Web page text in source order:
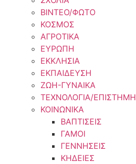
ΒΙΝΤΕΟ/ΦΩΤΟ
ΚΟΣΜΟΣ
ΑΓΡΟΤΙΚΑ
ΕΥΡΩΠΗ
ΕΚΚΛΗΣΙΑ
ΕΚΠΑΙΔΕΥΣΗ
ΖΩΗ-ΓΥΝΑΙΚΑ
ΤΕΧΝΟΛΟΓΙΑ/ΕΠΙΣΤΗΜΗ
ΚΟΙΝΩΝΙΚΑ
ΒΑΠΤΙΣΕΙΣ
ΓΑΜΟΙ
ΓΕΝΝΗΣΕΙΣ
ΚΗΔΕΙΕΣ